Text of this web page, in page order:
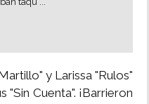
y Larissa "Rulos"
Cuenta". ¡Barrieron